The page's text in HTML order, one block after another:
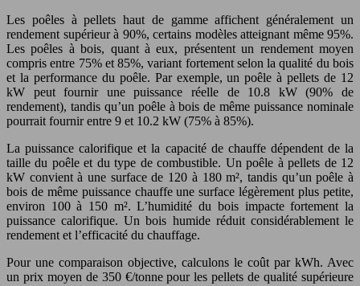
Les poêles à pellets haut de gamme affichent généralement un
rendement supérieur à 90%, certains modèles atteignant même 95%.
Les poêles à bois, quant à eux, présentent un rendement moyen
compris entre 75% et 85%, variant fortement selon la qualité du bois
et la performance du poêle. Par exemple, un poêle à pellets de 12
kW peut fournir une puissance réelle de 10.8 kW (90% de
rendement), tandis qu’un poêle à bois de même puissance nominale
pourrait fournir entre 9 et 10.2 kW (75% à 85%).
La puissance calorifique et la capacité de chauffe dépendent de la
taille du poêle et du type de combustible. Un poêle à pellets de 12
kW convient à une surface de 120 à 180 m², tandis qu’un poêle à
bois de même puissance chauffe une surface légèrement plus petite,
environ 100 à 150 m². L’humidité du bois impacte fortement la
puissance calorifique. Un bois humide réduit considérablement le
rendement et l’efficacité du chauffage.
Pour une comparaison objective, calculons le coût par kWh. Avec
un prix moyen de 350 €/tonne pour les pellets de qualité supérieure